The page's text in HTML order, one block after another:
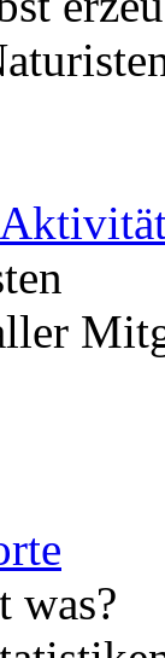
was?